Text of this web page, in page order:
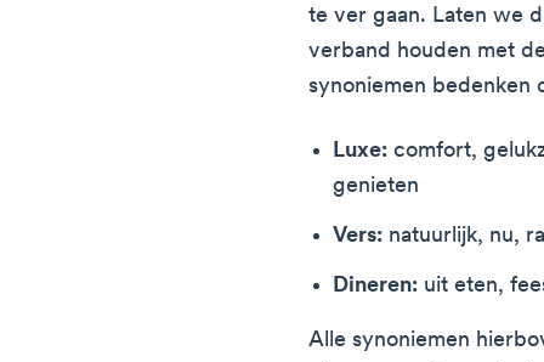
te ver gaan. Laten we
verband houden met
synoniemen bedenken
Luxe: comfort,
genieten
Vers: natuurlijk, nu,
Dineren: uit eten,
Alle synoniemen